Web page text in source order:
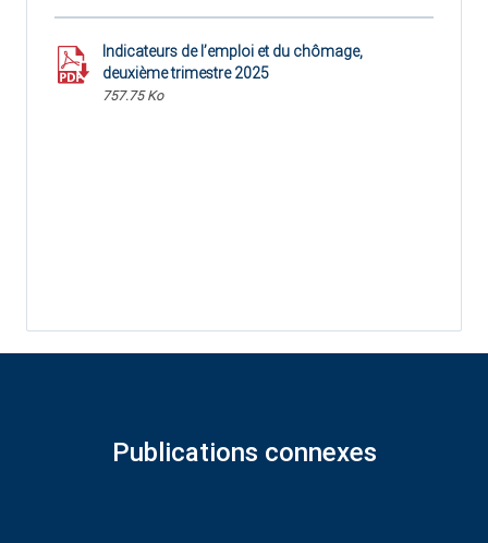
Indicateurs de l’emploi et du chômage,
deuxième trimestre 2025
757.75 Ko
Publications connexes